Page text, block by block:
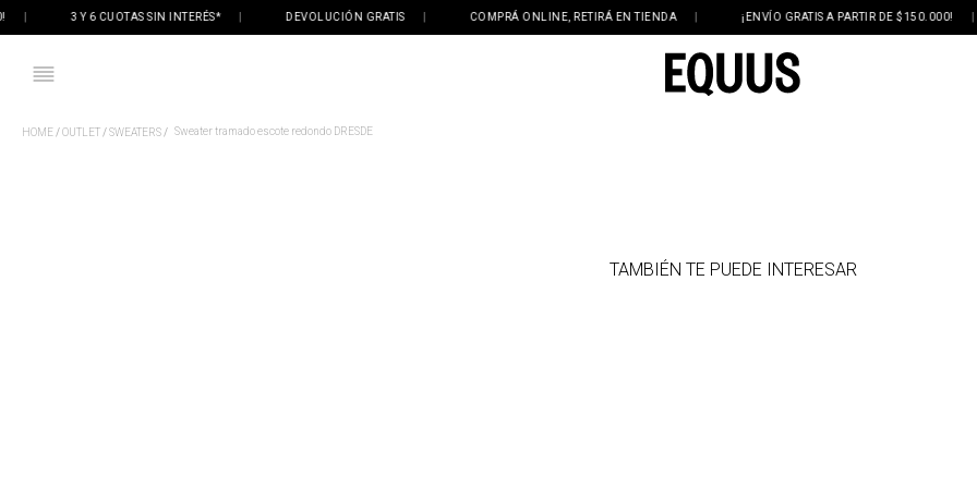
| 3 Y 6 CUOTAS SIN INTERÉS* | DEVOLUCIÓN GRATIS | COMPRÁ ONLINE, RETIRÁ EN TIENDA | ¡ENVÍO GRATIS A PARTIR DE $150.000! |
OUTLET SWEATERS Sweater tramado escote redondo DRESDE
TAMBIÉN TE PUEDE INTERESAR